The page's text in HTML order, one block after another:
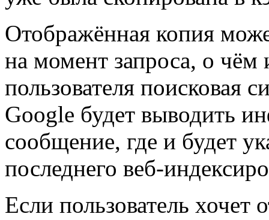
Отображённая копия
на момент запроса, о чём
пользователя поисковая
Google будет выводить
сообщение, где и будет
последнего веб-
Если пользователь хочет